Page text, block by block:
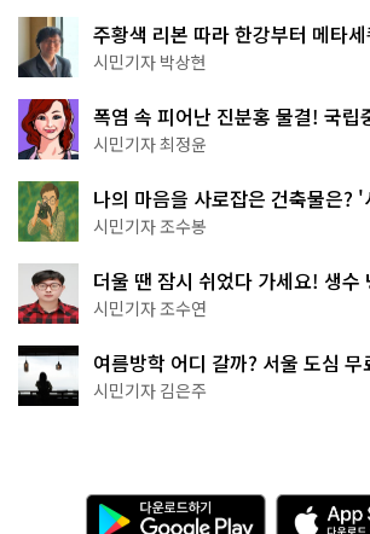
주황색 리본 따라 한강부터 메타
서울둘레길 15코스
시민기자 박상현
폭염 속 피어난 진분홍 물결! 국립
무 명소
시민기자 최정윤
나의 마음을 사로잡은 건축물은?
상작 공개!
시민기자 조수봉
더울 땐 잠시 쉬었다 가세요! 생수
·무더위쉼터까지
시민기자 조수연
여름방학 어디 갈까? 서울 도심
추천
시민기자 김은주
다
운